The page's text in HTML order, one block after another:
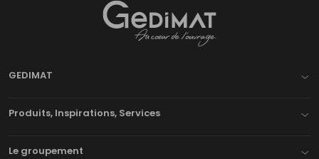
GEDIMAT
Produits, Inspirations, Services
Le groupement